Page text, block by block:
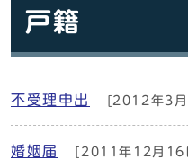
戸籍
不受理申出 [2012年3
婚姻届 [2011年12月16